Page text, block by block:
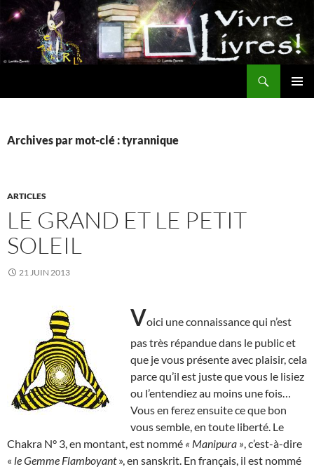
Aller
au
contenu
Archives par mot-clé : tyrannique
ARTICLES
LE GRAND ET LE PETIT
SOLEIL
21 JUIN 2013
Voici une connaissance qui n’est
pas très répandue dans le public et
que je vous présente avec plaisir, cela
parce qu’il est juste que vous le lisiez
ou l’entendiez au moins une fois…
Vous en ferez ensuite ce que bon
vous semble, en toute liberté. Le
Chakra N° 3, en montant, est nommé « Manipura » , c’est-à-dire
« le Gemme Flamboyant», en sanskrit. En français, il est nommé